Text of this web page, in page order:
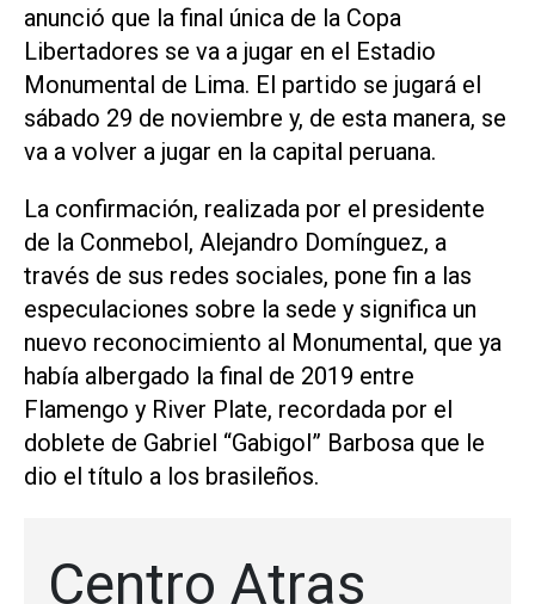
anunció que la final única de la Copa
Libertadores se va a jugar en el Estadio
Monumental de Lima. El partido se jugará el
sábado 29 de noviembre y, de esta manera, se
va a volver a jugar en la capital peruana.
La confirmación, realizada por el presidente
de la Conmebol, Alejandro Domínguez, a
través de sus redes sociales, pone fin a las
especulaciones sobre la sede y significa un
nuevo reconocimiento al Monumental, que ya
había albergado la final de 2019 entre
Flamengo y River Plate, recordada por el
doblete de Gabriel “Gabigol” Barbosa que le
dio el título a los brasileños.